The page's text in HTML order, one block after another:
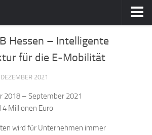
Hessen – Intelligente
für die E-Mobilität
DEZEMBER 2021
2018 – September 2021
Millionen Euro
wird für Unternehmen immer